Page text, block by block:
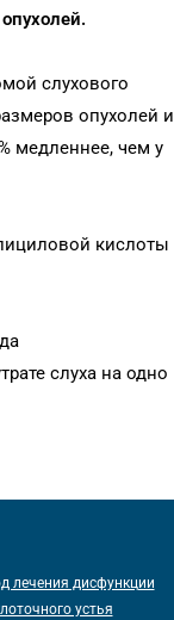
слухового
опухолей и
медленнее, чем у
кислоты
слуха на одно
лечения дисфункции
устья